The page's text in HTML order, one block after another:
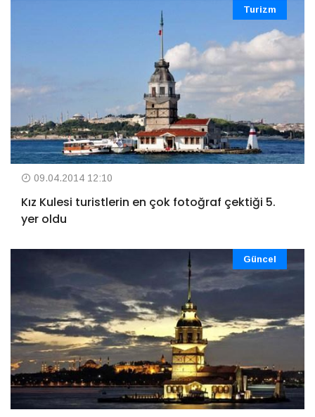
Turizm
09.04.2014 12:10
Kız Kulesi turistlerin en çok fotoğraf çektiği 5.
yer oldu
Güncel